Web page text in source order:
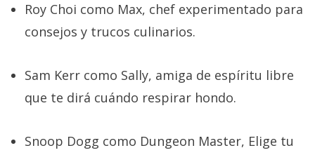
Roy Choi como Max, chef experimentado para
consejos y trucos culinarios.
Sam Kerr como Sally, amiga de espíritu libre
que te dirá cuándo respirar hondo.
Snoop Dogg como Dungeon Master, Elige tu